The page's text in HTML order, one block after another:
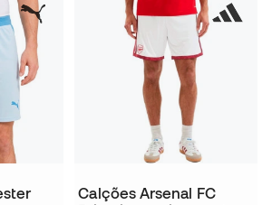
Calções Arsenal FC